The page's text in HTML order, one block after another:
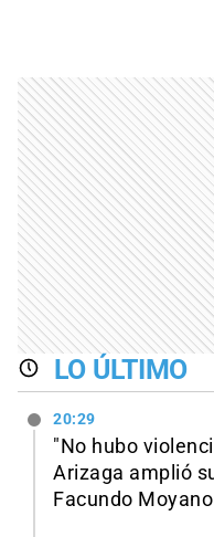
LO ÚLTIMO
20:29
"No hubo
Arizaga amplió
Facundo Moyano